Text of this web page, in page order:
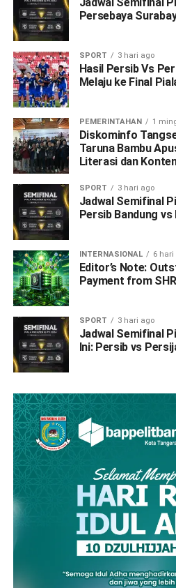
Persebaya
SPORT 3 hari ago
Hasil Persib Vs
Melaju ke Final
PEMERINTAHAN 1
Diskominfo
Taruna Bambu
Literasi dan
SPORT 3 hari ago
Jadwal Semifinal
Persib Bandung
INTERNASIONAL 6 hari
Editor’s Note:
Payment from
SPORT 3 hari ago
Jadwal Semifinal
Ini: Persib vs